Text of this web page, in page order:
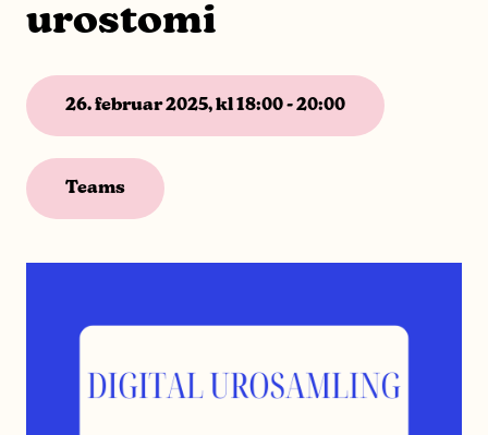
urostomi
26. februar 2025, kl 18:00 - 20:00
Teams